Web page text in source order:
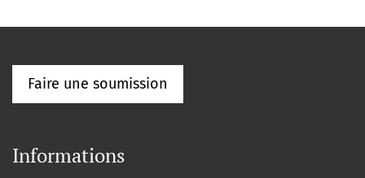
Faire une soumission
Informations